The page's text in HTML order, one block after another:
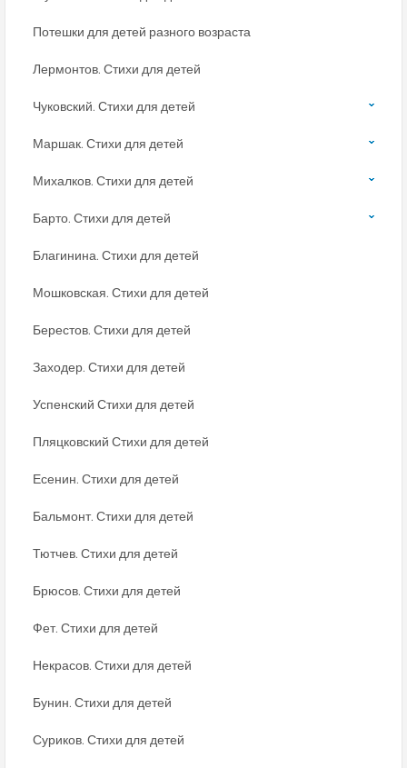
Потешки для детей разного возраста
Лермонтов. Стихи для детей
Чуковский. Стихи для детей
Маршак. Стихи для детей
Михалков. Стихи для детей
Барто. Стихи для детей
Благинина. Стихи для детей
Мошковская. Стихи для детей
Берестов. Стихи для детей
Заходер. Стихи для детей
Успенский Стихи для детей
Пляцковский Стихи для детей
Есенин. Стихи для детей
Бальмонт. Стихи для детей
Тютчев. Стихи для детей
Брюсов. Стихи для детей
Фет. Стихи для детей
Некрасов. Стихи для детей
Бунин. Стихи для детей
Суриков. Стихи для детей